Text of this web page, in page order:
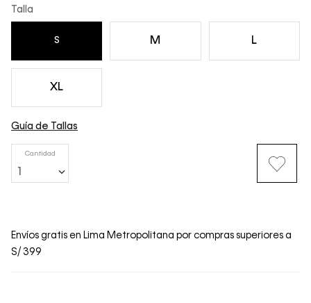
Talla
L
M
S
XL
Guía de Tallas
Cantidad
Envíos gratis en Lima Metropolitana por compras superiores a
S/ 399